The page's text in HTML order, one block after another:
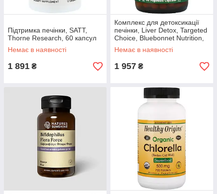
Підтримка печінки, SATT,
Thorne Research, 60 капсул
Немає в наявності
1 891 ₴
Комплекс для детоксикації
печінки, Liver Detox, Targeted
Choice, Bluebonnet Nutrition,
60 рослинних капсул
Немає в наявності
1 957 ₴